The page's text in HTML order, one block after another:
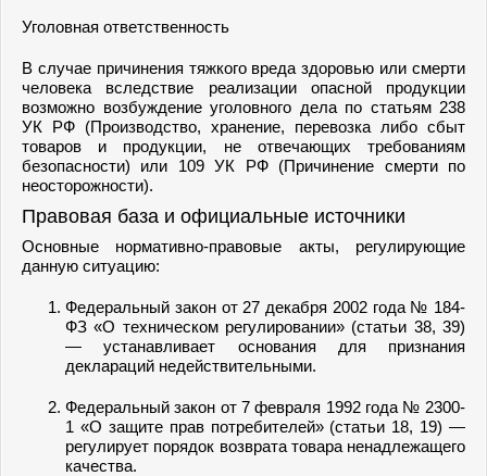
Уголовная ответственность
В случае причинения тяжкого вреда здоровью или смерти
человека вследствие реализации опасной продукции
возможно возбуждение уголовного дела по статьям 238
УК РФ (Производство, хранение, перевозка либо сбыт
товаров и продукции, не отвечающих требованиям
безопасности) или 109 УК РФ (Причинение смерти по
неосторожности).
Правовая база и официальные источники
Основные нормативно-правовые акты, регулирующие
данную ситуацию:
Федеральный закон от 27 декабря 2002 года № 184-
ФЗ «О техническом регулировании» (статьи 38, 39)
— устанавливает основания для признания
деклараций недействительными.
Федеральный закон от 7 февраля 1992 года № 2300-
1 «О защите прав потребителей» (статьи 18, 19) —
регулирует порядок возврата товара ненадлежащего
качества.